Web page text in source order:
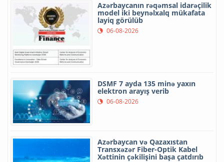
Azərbaycanın rəqəmsal idarəçilik
model iki beynəlxalq mükafata
layiq görülüb
06-08-2026
DSMF 7 ayda 135 minə yaxın
elektron arayış verib
06-08-2026
Azərbaycan və Qazaxıstan
Transxəzər Fiber-Optik Kabel
Xəttinin çəkilişini başa çatdırıb